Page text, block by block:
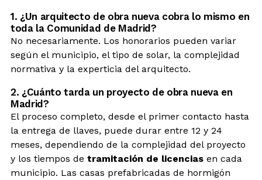
1. ¿Un arquitecto de obra nueva cobra lo mismo en
toda la Comunidad de Madrid?
No necesariamente. Los honorarios pueden variar
según el municipio, el tipo de solar, la complejidad
normativa y la experticia del arquitecto.
2. ¿Cuánto tarda un proyecto de obra nueva en
Madrid?
El proceso completo, desde el primer contacto hasta
la entrega de llaves, puede durar entre 12 y 24
meses, dependiendo de la complejidad del proyecto
y los tiempos de tramitación de licencias en cada
municipio. Las casas prefabricadas de hormigón